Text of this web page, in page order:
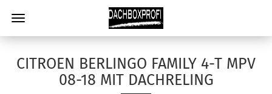
CITROEN BERLINGO FAMILY 4-T MPV
08-18 MIT DACHRELING